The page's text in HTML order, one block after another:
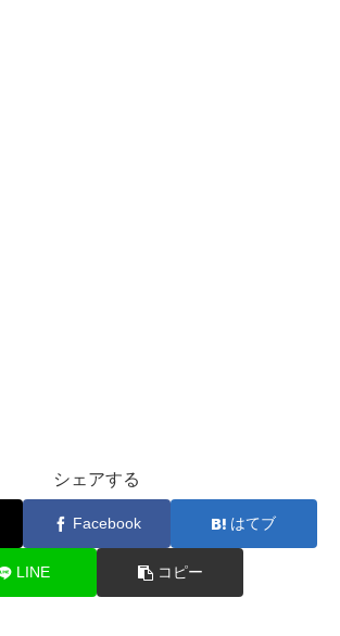
シェアする
Facebook はてブ
LINE コピー